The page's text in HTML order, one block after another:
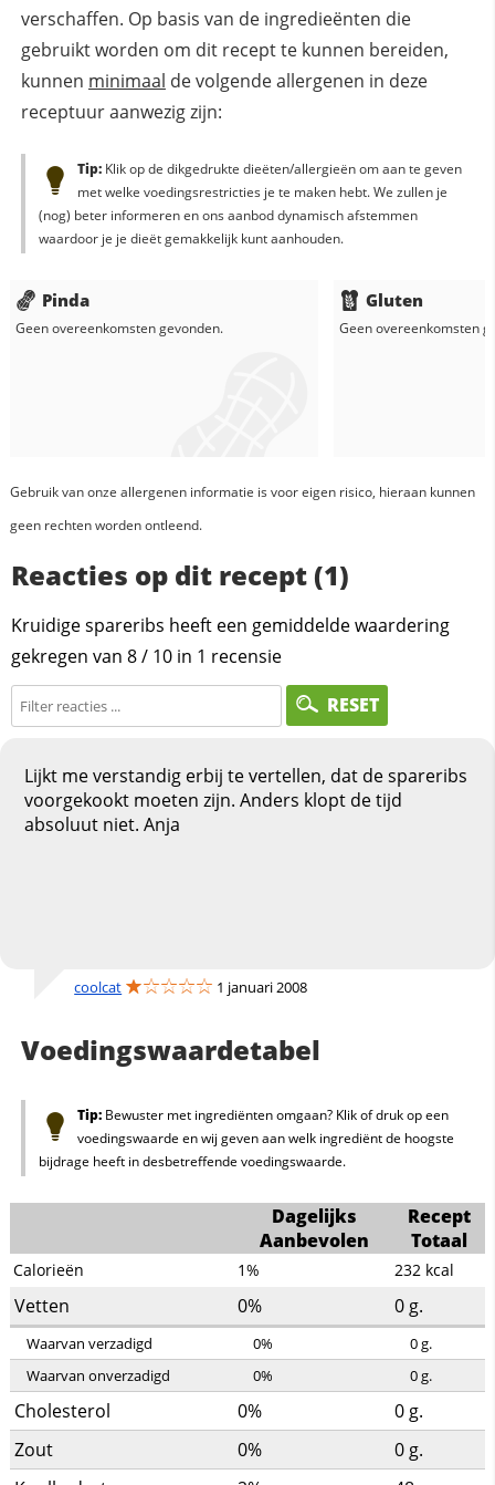
verschaffen. Op basis van de ingredieënten die
gebruikt worden om dit recept te kunnen bereiden,
kunnen minimaal de volgende allergenen in deze
receptuur aanwezig zijn:
Tip:Klik op de dikgedrukte dieëten/allergieën om aan te geven
met welke voedingsrestricties je te maken hebt. We zullen je
(nog) beter informeren en ons aanbod dynamisch afstemmen
waardoor je je dieët gemakkelijk kunt aanhouden.
Pinda
Geen overeenkomsten gevonden.
Gluten
Geen overeenkomsten
Gebruik van onze allergenen informatie is voor eigen risico, hieraan kunnen
geen rechten worden ontleend.
Reacties op dit recept (1)
Kruidige spareribs heeft een gemiddelde waardering
gekregen van 8/ 10 in 1 recensie
RESET
Lijkt me verstandig erbij te vertellen, dat de spareribs
voorgekookt moeten zijn. Anders klopt de tijd
absoluut niet. Anja
coolcat 1 januari 2008
Voedingswaardetabel
Tip:Bewuster met ingrediënten omgaan? Klik of druk op een
voedingswaarde en wij geven aan welk ingrediënt de hoogste
bijdrage heeft in desbetreffende voedingswaarde.
Dagelijks
Aanbevolen
Recept
Totaal
Calorieën 1% 232 kcal
Vetten 0% 0 g.
Waarvan verzadigd 0% 0g.
Waarvan onverzadigd
0% 0g.
Cholesterol 0% 0 g.
Zout
0% 0 g.